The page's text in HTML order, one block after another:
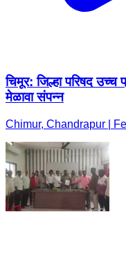
चिमूर: जिल्हा परिषद
मेळावा संपन्न
Chimur, Chandrapur |